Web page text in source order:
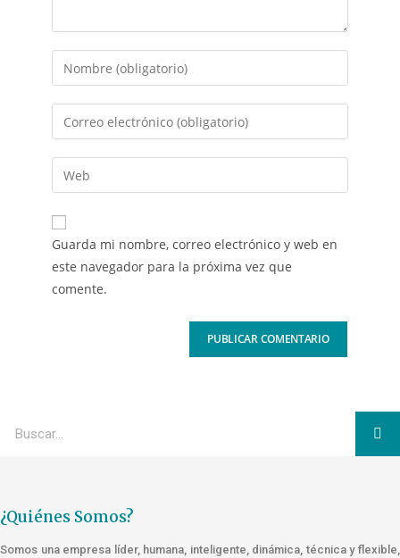
Guarda mi nombre, correo electrónico y web en
este navegador para la próxima vez que
comente.
¿Quiénes Somos?
Somos una empresa líder, humana, inteligente, dinámica, técnica y flexible,